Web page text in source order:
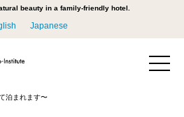
beauty in a family-friendly hotel.
Japanese
泊まれます〜